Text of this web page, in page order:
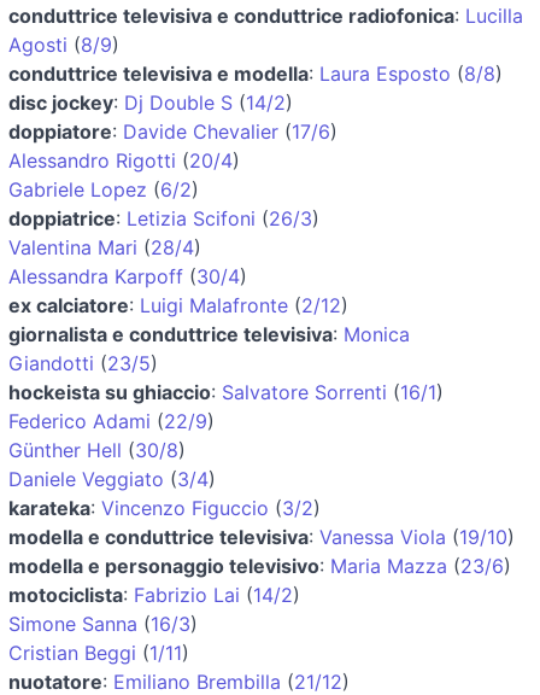
conduttrice televisiva e conduttrice radiofonica: Lucilla
Agosti (8/9)
conduttrice televisiva e modella: Laura Esposto (8/8)
disc jockey: Dj Double S (14/2)
doppiatore: Davide Chevalier (17/6)
Alessandro Rigotti (20/4)
Gabriele Lopez (6/2)
doppiatrice: Letizia Scifoni (26/3)
Valentina Mari (28/4)
Alessandra Karpoff (30/4)
ex calciatore: Luigi Malafronte (2/12)
giornalista e conduttrice televisiva: Monica
Giandotti (23/5)
hockeista su ghiaccio: Salvatore Sorrenti (16/1)
Federico Adami (22/9)
Günther Hell (30/8)
Daniele Veggiato (3/4)
karateka: Vincenzo Figuccio (3/2)
modella e conduttrice televisiva: Vanessa Viola (19/10)
modella e personaggio televisivo: Maria Mazza (23/6)
motociclista: Fabrizio Lai (14/2)
Simone Sanna (16/3)
Cristian Beggi (1/11)
nuotatore: Emiliano Brembilla (21/12)